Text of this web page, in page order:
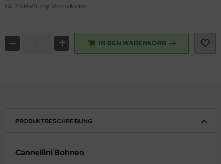
inkl. 7 % MwSt. zzgl. Versandkosten
IN DEN WARENKORB
PRODUKTBESCHREIBUNG
Cannellini Bohnen